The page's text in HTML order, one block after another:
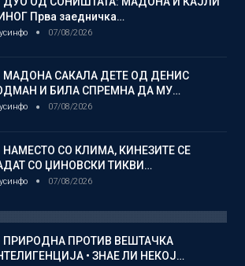
Прва заедничка…
07/08/2026
МАДОНА САКАЛА ДЕТЕ ОД ДЕНИС
И БИЛА СПРЕМНА ДА МУ…
07/08/2026
НАМЕСТО СО КЛИМА, КИНЕЗИТЕ СЕ
СО ЏИНОВСКИ ТИКВИ…
07/08/2026
ПРИРОДНА ПРОТИВ ВЕШТАЧКА
• ЗНАЕ ЛИ НЕКОЈ…